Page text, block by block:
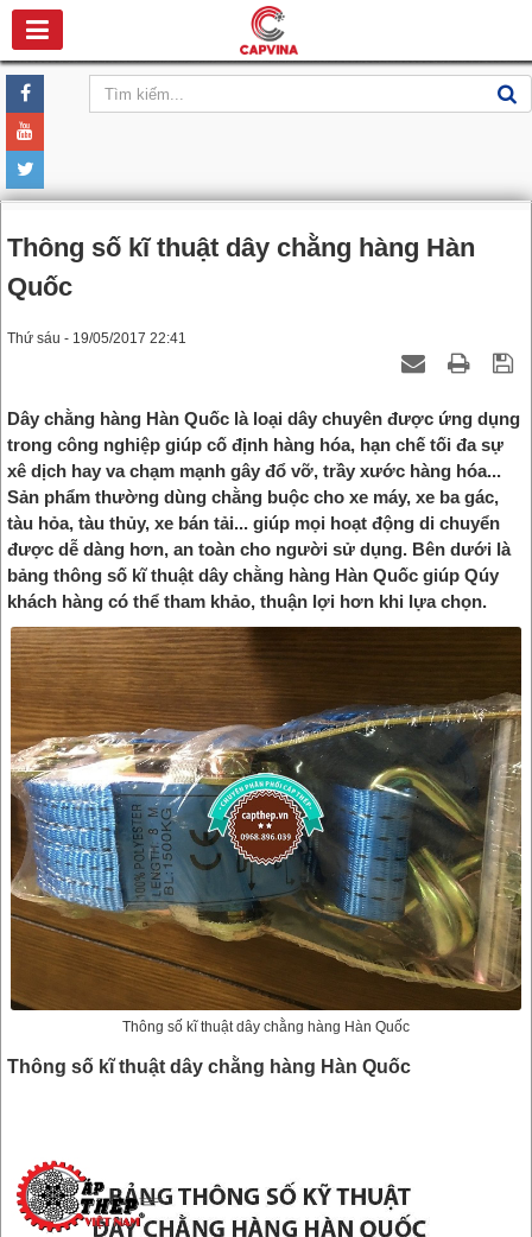
Thông số kĩ thuật dây chằng hàng Hàn
Quốc
Thứ sáu - 19/05/2017 22:41
Dây chằng hàng Hàn Quốc là loại dây chuyên được ứng dụng
trong công nghiệp giúp cố định hàng hóa, hạn chế tối đa sự
xê dịch hay va chạm mạnh gây đổ vỡ, trầy xước hàng hóa...
Sản phẩm thường dùng chằng buộc cho xe máy, xe ba gác,
tàu hỏa, tàu thủy, xe bán tải... giúp mọi hoạt động di chuyển
được dễ dàng hơn, an toàn cho người sử dụng. Bên dưới là
bảng thông số kĩ thuật dây chằng hàng Hàn Quốc giúp Qúy
khách hàng có thể tham khảo, thuận lợi hơn khi lựa chọn.
Thông số kĩ thuật dây chằng hàng Hàn Quốc
Thông số kĩ thuật dây chằng hàng Hàn Quốc